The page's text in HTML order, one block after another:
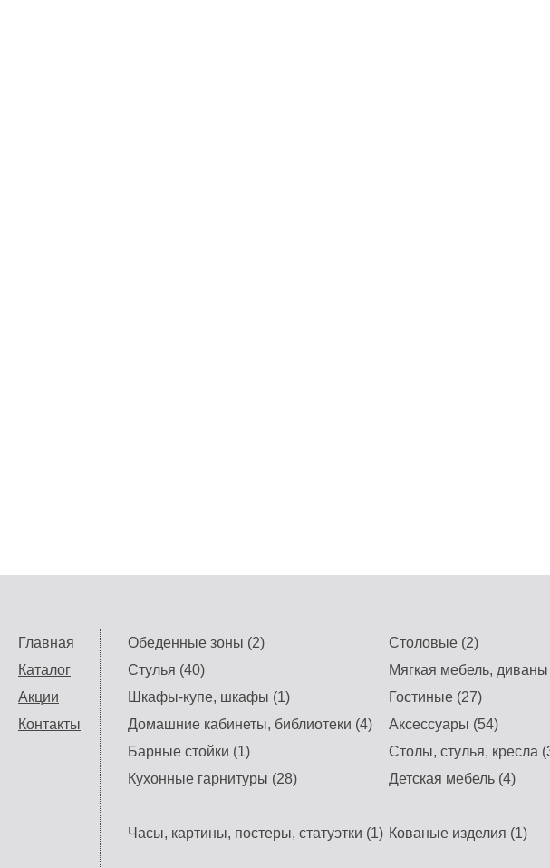
Главная
Каталог
Акции
Контакты
Обеденные зоны (2) Столовые (2)
Стулья (40)
Мягкая мебель,
Шкафы-купе, шкафы (1)
Гостиные (27)
Домашние кабинеты, библиотеки (4)
Аксессуары (54)
Барные стойки (1)
Столы, стулья, кресла
Кухонные гарнитуры (28)
Детская мебель (4)
Часы, картины, постеры, статуэтки (1) Кованые изделия (1)